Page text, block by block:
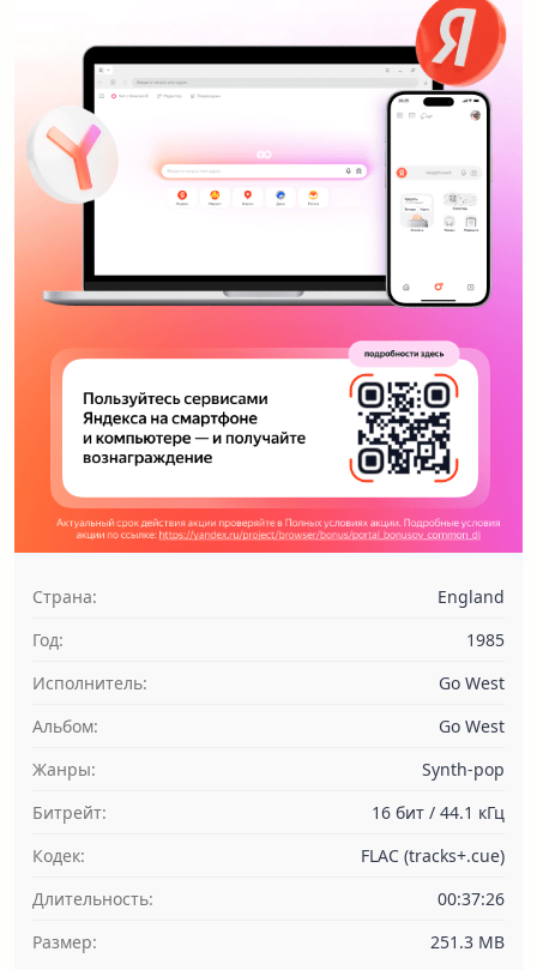
Страна:
England
Год:
1985
Исполнитель:
Go West
Альбом:
Go West
Жанры:
Synth-pop
Битрейт:
16 бит / 44.1 кГц
Кодек:
FLAC (tracks+.cue)
Длительность:
00:37:26
Размер:
251.3 MB